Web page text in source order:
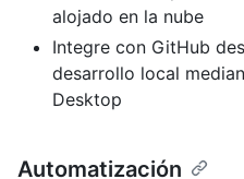
alojado en la nube
Integre con GitHub
desarrollo local
Desktop
Automatización